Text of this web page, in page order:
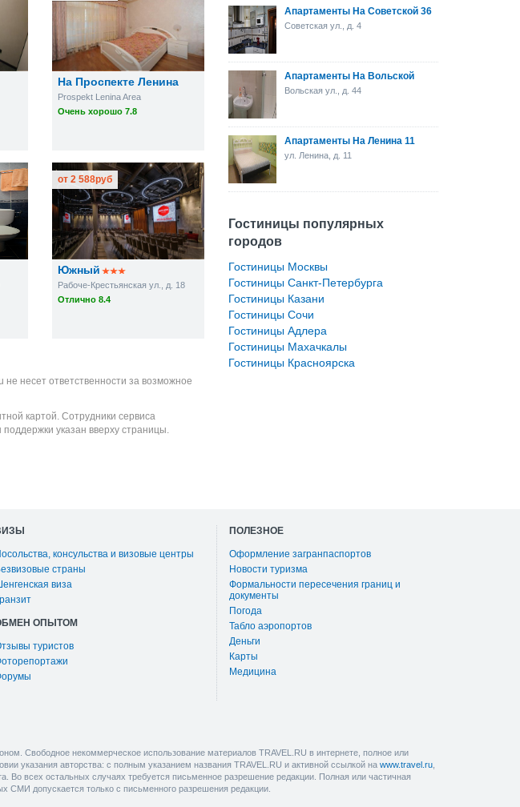
На Проспекте Ленина
Prospekt Lenina Area
Очень хорошо 7.8
Южный
Рабоче-Крестьянская ул., д. 18
Отлично 8.4
от2 588руб
несет ответственности за возможное
картой. Сотрудники сервиса
указан вверху страницы.
Апартаменты На Советской 36
Советская ул., д. 4
Апартаменты На Вольской
Вольская ул., д. 44
Апартаменты На Ленина 11
ул. Ленина, д. 11
Гостиницы популярных
городов
Гостиницы Москвы
Гостиницы Санкт-Петербурга
Гостиницы Казани
Гостиницы Сочи
Гостиницы Адлера
Гостиницы Махачкалы
Гостиницы Красноярска
консульства и визовые центры
страны
виза
ОПЫТОМ
туристов
ПОЛЕЗНОЕ
Оформление загранпаспортов
Новости туризма
Формальности пересечения границ и
документы
Погода
Табло аэропортов
Деньги
Карты
Медицина
Свободное некоммерческое использование материалов TRAVEL.RU в интернете, полное или
указания авторства: с полным указанием названия TRAVEL.RU и активной ссылкой на www.travel.ru
Во всех остальных случаях требуется письменное разрешение редакции. Полная или частичная
СМИ допускается только с письменного разрешения редакции.